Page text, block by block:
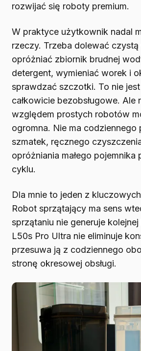
rozwijać się roboty premium.
W praktyce użytkownik nadal
rzeczy. Trzeba dolewać
opróżniać zbiornik brudnej
detergent, wymieniać worek i
sprawdzać szczotki. To nie
całkowicie bezobsługowe. Ale
względem prostych robotów
ogromna. Nie ma codziennego
szmatek, ręcznego
opróżniania małego pojemnika
cyklu.
Dla mnie to jeden z
Robot sprzątający ma sens
sprzątaniu nie generuje
L50s Pro Ultra nie eliminuje
przesuwa ją z codziennego
stronę okresowej obsługi.